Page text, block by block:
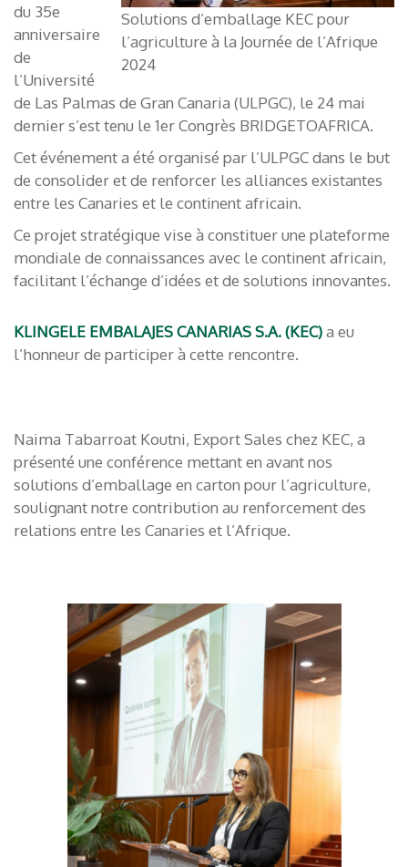
Solutions d’emballage KEC pour
l’agriculture à la Journée de l’Afrique
2024
du 35e
anniversaire
de
l’Université
de Las Palmas de Gran Canaria (ULPGC), le 24 mai
dernier s’est tenu le 1er Congrès BRIDGETOAFRICA.
Cet événement a été organisé par l’ULPGC dans le but
de consolider et de renforcer les alliances existantes
entre les Canaries et le continent africain.
Ce projet stratégique vise à constituer une plateforme
mondiale de connaissances avec le continent africain,
facilitant l’échange d’idées et de solutions innovantes.
KLINGELE EMBALAJES CANARIAS S.A. (KEC)a eu
l’honneur de participer à cette rencontre.
Naima Tabarroat Koutni, Export Sales chez KEC, a
présenté une conférence mettant en avant nos
solutions d’emballage en carton pour l’agriculture,
soulignant notre contribution au renforcement des
relations entre les Canaries et l’Afrique.